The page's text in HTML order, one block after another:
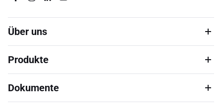
Über uns
Produkte
Dokumente